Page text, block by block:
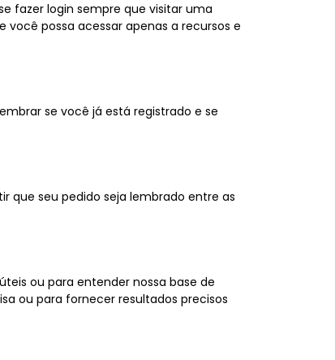
fazer login sempre que visitar uma
possa acessar apenas a recursos e
se você já está registrado e se
que seu pedido seja lembrado entre as
ou para entender nossa base de
ou para fornecer resultados precisos